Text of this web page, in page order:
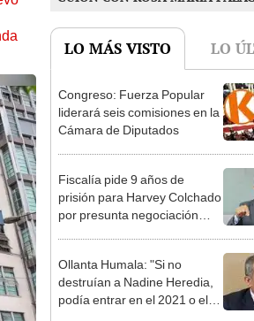
LO MÁS VISTO LO
Congreso: Fuerza Popular
liderará seis comisiones en la
Cámara de Diputados
Fiscalía pide 9 años de
prisión para Harvey Colchado
por presunta negociación
Ollanta Humala: "Si no
destruían a Nadine Heredia,
podía entrar en el 2021 o el